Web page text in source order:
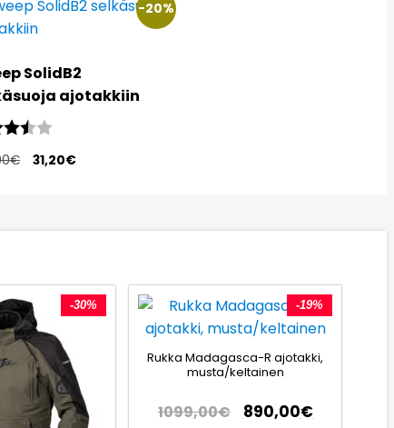
-20%
SolidB2
ajotakkiin
€ 31,20€
-30% -19%
Rukka Madagasca-R ajotakki,
musta/keltainen
1099,00€ 890,00€